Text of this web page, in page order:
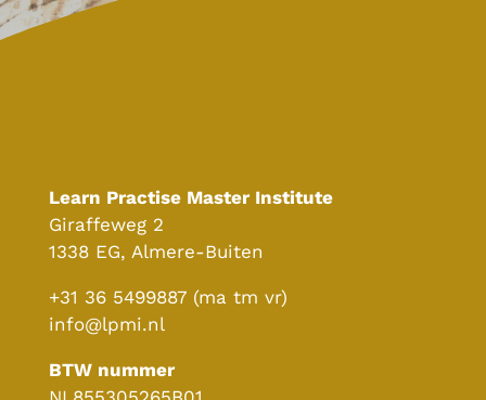
Learn Practise Master Institute
Giraffeweg 2
1338 EG, Almere-Buiten
+31 36 5499887 (ma tm vr)
info@lpmi.nl
BTW nummer